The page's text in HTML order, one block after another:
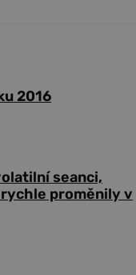
2016
seanci,
proměnily v